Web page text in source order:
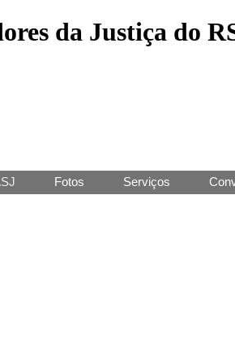
da Justiça do
Fotos Serviços